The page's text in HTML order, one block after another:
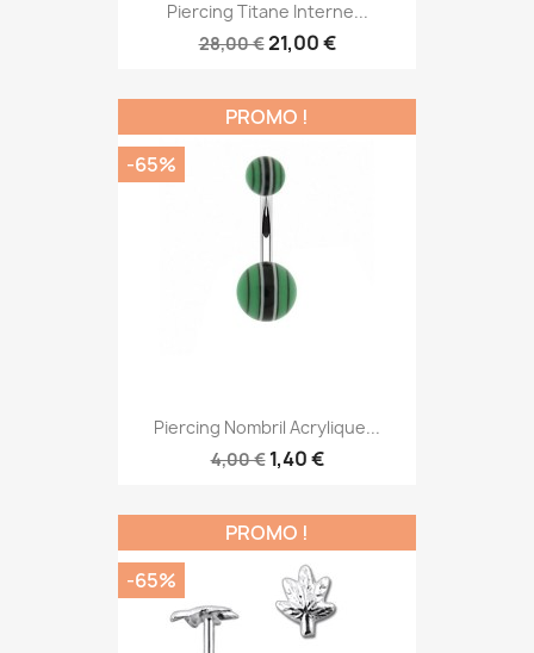
Piercing Titane Interne...
28,00 €21,00 €
Piercing Nombril Acrylique...
4,00 € 1,40 €
PROMO !
-65%
PROMO !
-65%